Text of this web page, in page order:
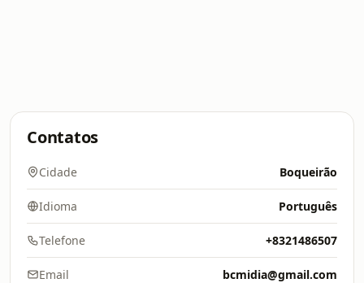
Contatos
Cidade Boqueirão
Idioma Português
Telefone +8321486507
Email bcmidia@gmail.com